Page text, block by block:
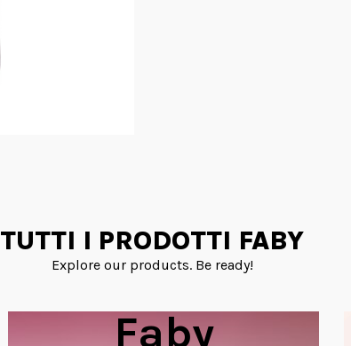
TUTTI I PRODOTTI FABY
Explore our products. Be ready!
Faby